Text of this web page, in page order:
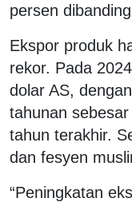
persen
Ekspor produk
rekor. Pada
dolar AS,
tahunan
tahun terakhir.
dan fesyen
“Peningkatan